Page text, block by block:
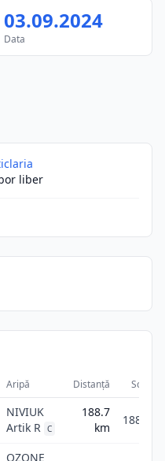
03.09.2024
Data
liber
Aripă Distanță Scor
NIVIUK
Artik R C
188.7
km
188.7
OZONE